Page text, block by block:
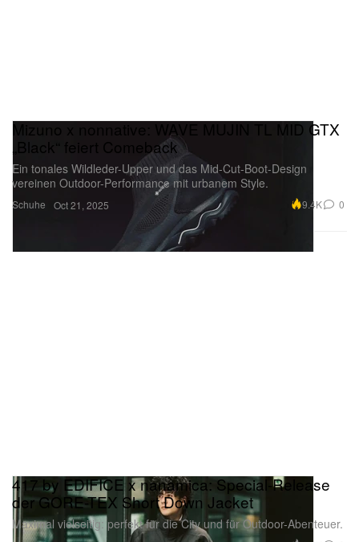
Schuhe
Mizuno x nonnative: WAVE MUJIN TL MID GTX
„Black“ feiert Comeback
Ein tonales Wildleder-Upper und das Mid-Cut-Boot-Design
vereinen Outdoor-Performance mit urbanem Style.
Oct 21, 2025 9.4K 0
417 by EDIFICE x nanamica: Special-Release
der GORE-TEX Short Down Jacket
Maximal vielseitig: perfekt für die City und für Outdoor-Abenteuer.